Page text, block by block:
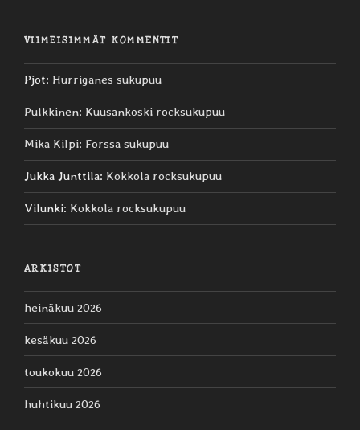
VIIMEISIMMÄT KOMMENTIT
Pjot: Hurriganes sukupuu
Pulkkinen: Kuusankoski rocksukupuu
Mika Kilpi: Forssa sukupuu
Jukka Junttila: Kokkola rocksukupuu
Vilunki: Kokkola rocksukupuu
ARKISTOT
heinäkuu 2026
kesäkuu 2026
toukokuu 2026
huhtikuu 2026